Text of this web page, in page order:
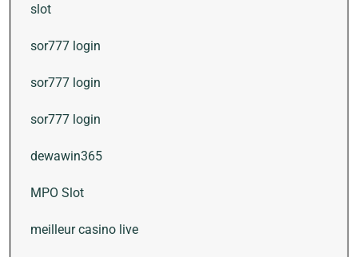
slot
sor777 login
sor777 login
sor777 login
dewawin365
MPO Slot
meilleur casino live